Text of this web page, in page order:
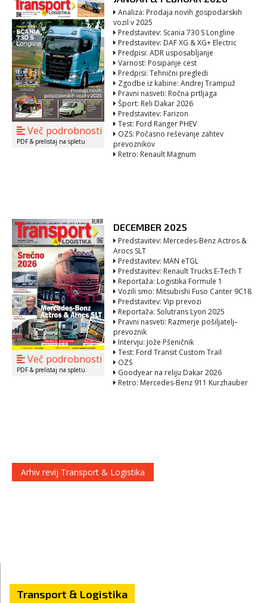
Več podrobnosti
PDF & prelistaj na spletu
Analiza: Prodaja novih gospodarskih
vozil v 2025
Predstavitev: Scania 730 S Longline
Predstavitev: DAF XG & XG+ Electric
Predpisi: ADR usposabljanje
Varnost: Posipanje cest
Predpisi: Tehnični pregledi
Zgodbe iz kabine: Andrej Trampuž
Pravni nasveti: Ročna prtljaga
Šport: Reli Dakar 2026
Predstavitev: Farizon
Test: Ford Ranger PHEV
OZS: Počasno reševanje zahtev
prevoznikov
Retro: Renault Magnum
Več podrobnosti
PDF & prelistaj na spletu
DECEMBER 2025
Predstavitev: Mercedes-Benz Actros &
Arocs SLT
Predstavitev: MAN eTGL
Predstavitev: Renault Trucks E-Tech T
Reportaža: Logistika Formule 1
Vozili smo: Mitsubishi Fuso Canter 9C18
Predstavitev: Vip prevozi
Reportaža: Solutrans Lyon 2025
Pravni nasveti: Razmerje pošiljatelj–
prevoznik
Intervju: Jože Pšeničnik
Test: Ford Transit Custom Trail
OZS
Goodyear na reliju Dakar 2026
Retro: Mercedes-Benz 911 Kurzhauber
Arhiv revij Transport & Logistika
Transport & Logistika